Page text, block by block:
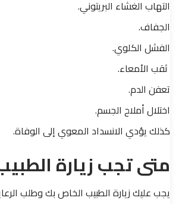
التهاب الغشاء البريتوني.
الجفاف.
الفشل الكلوي.
ثقب الأمعاء.
تعفن الدم.
اختلال أملاح الجسم.
كذلك يؤدي الانسداد المعوي إلى الوفاة.
متى تجب زيارة
يجب عليك زيارة الطبيب الخاص بك وطلب